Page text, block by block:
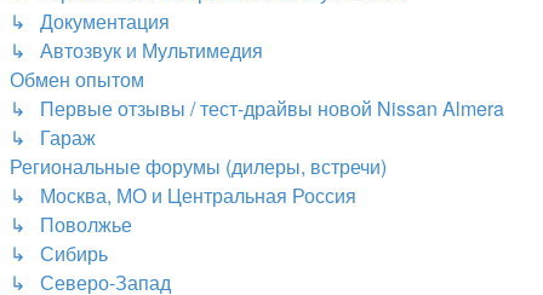
↳ Документация
↳ Автозвук и Мультимедия
Обмен опытом
↳ Первые отзывы / тест-драйвы новой Nissan Almera
↳ Гараж
Региональные форумы (дилеры, встречи)
↳ Москва, МО и Центральная Россия
↳ Поволжье
↳ Сибирь
↳ Северо-Запад